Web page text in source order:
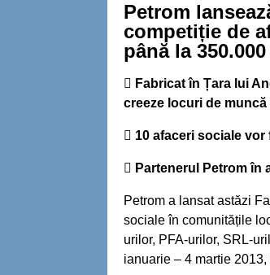
Petrom
competiție de
până la
 Fabricat în Țara lui
creeze locuri de
 10 afaceri sociale
 Partenerul Petrom în
Petrom a lansat astăzi
sociale în comunitățile
urilor, PFA-urilor, SRL-
ianuarie – 4 martie 2013,